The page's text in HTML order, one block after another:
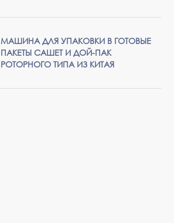
МАШИНА ДЛЯ УПАКОВКИ В ГОТОВЫЕ
ПАКЕТЫ САШЕТ И ДОЙ-ПАК
РОТОРНОГО ТИПА ИЗ КИТАЯ